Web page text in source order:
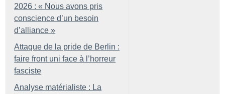
2026 : « Nous avons pris
conscience d’un besoin
d’alliance »
Attaque de la pride de Berlin :
faire front uni face à l’horreur
fasciste
Analyse matérialiste : La